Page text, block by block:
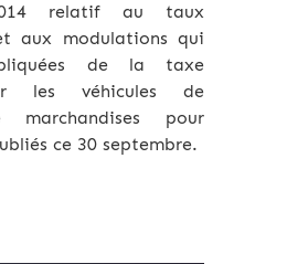
relatif au taux
aux modulations qui
de la taxe
les véhicules de
marchandises pour
ce 30 septembre.